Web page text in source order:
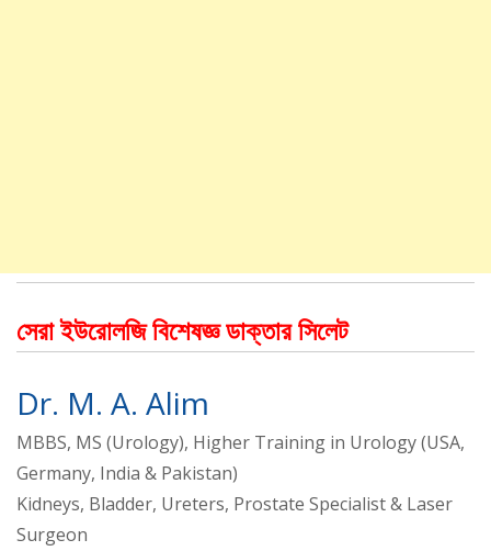
সেরা ইউরোলজি বিশেষজ্ঞ ডাক্তার সিলেট
Dr. M. A. Alim
MBBS, MS (Urology), Higher Training in Urology (USA,
Germany, India & Pakistan)
Kidneys, Bladder, Ureters, Prostate Specialist & Laser
Surgeon